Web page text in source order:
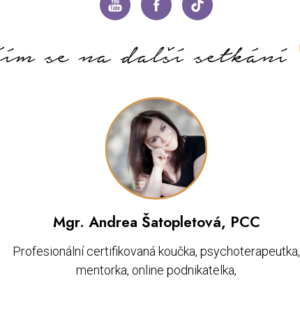
se na další setkání
Mgr. Andrea Šatopletová, PCC
Profesionální certifikovaná koučka, psychoterapeutka,
mentorka, online podnikatelka,